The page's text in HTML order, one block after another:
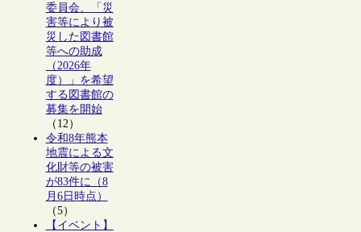
委員会、「災
害等により被
災した図書館
等への助成
（2026年
度）」を希望
する図書館の
募集を開始
（12）
令和8年熊本
地震による文
化財等の被害
が83件に（8
月6日時点）
（5）
【イベント】